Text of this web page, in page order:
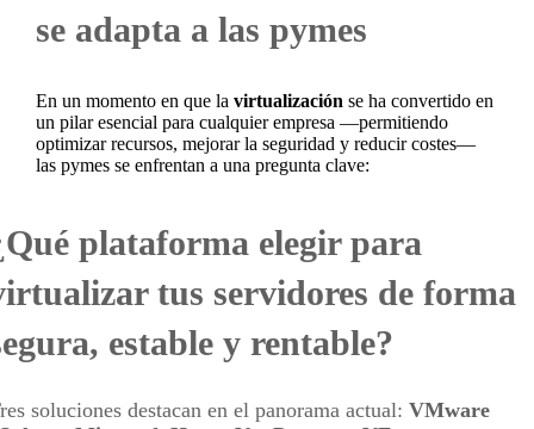
se adapta a las pymes
En un momento en que lavirtualización se ha convertido en
un pilar esencial para cualquier empresa —permitiendo
optimizar recursos, mejorar la seguridad y reducir costes—
las pymes se enfrentan a una pregunta clave:
plataforma elegir para
tus servidores de forma
estable y rentable?
soluciones destacan en el panorama actual:VMware